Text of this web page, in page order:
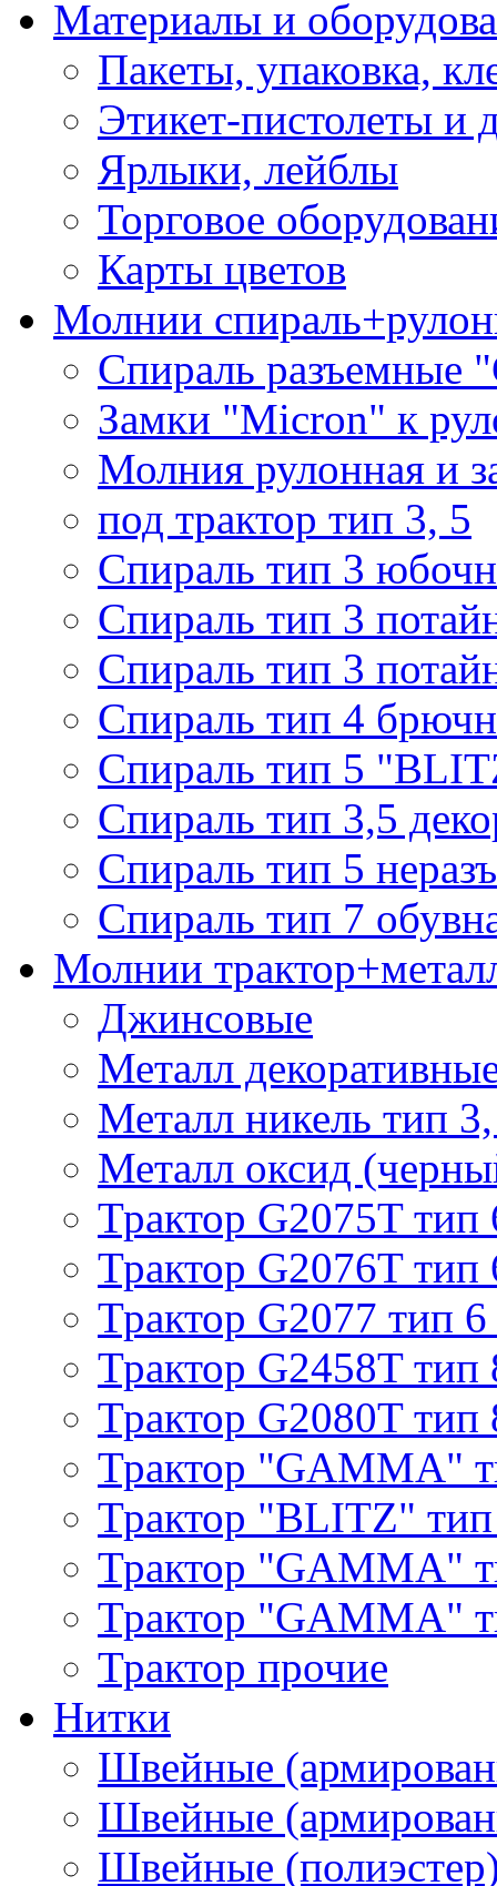
Материалы и
Пакеты, упаковка,
Этикет-пистолеты и
Ярлыки, лейблы
Торговое
Карты цветов
Молнии
Спираль разъемные
Замки "Micron" к
Молния рулонная и
под трактор тип 3, 5
Спираль тип 3
Спираль тип 3
Спираль тип 3
Спираль тип 4
Спираль тип 5
Спираль тип 3,5
Спираль тип 5
Спираль тип 7
Молнии
Джинсовые
Металл
Металл никель тип
Металл оксид
Трактор G2075T тип
Трактор G2076T тип
Трактор G2077 тип 6
Трактор G2458T тип
Трактор G2080T тип
Трактор "GAMMA"
Трактор "BLITZ"
Трактор "GAMMA"
Трактор "GAMMA"
Трактор прочие
Нитки
Швейные
Швейные
Швейные